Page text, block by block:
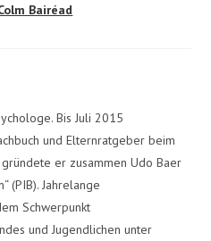
Bairéad
Bis Juli 2015
und Elternratgeber beim
er zusammen Udo Baer
(PIB). Jahrelange
Schwerpunkt
und Jugendlichen unter